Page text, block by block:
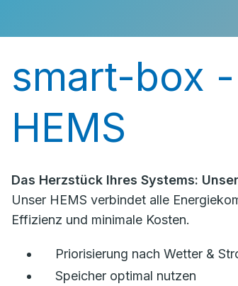
smart-box
HEMS
Das Herzstück Ihres Systems:
Unser HEMS verbindet alle
Effizienz und minimale Kosten.
Priorisierung nach Wetter &
Speicher optimal nutzen